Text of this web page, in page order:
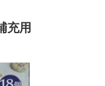
充用